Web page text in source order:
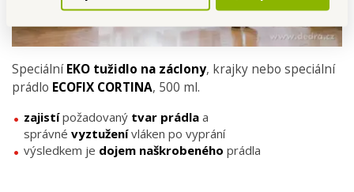
Speciální EKO tužidlo na záclony, krajky nebo speciální
prádlo ECOFIX CORTINA, 500 ml.
zajistí požadovaný tvar prádla a
správné vyztužení vláken po vyprání
výsledkem je dojem naškrobeného prádla